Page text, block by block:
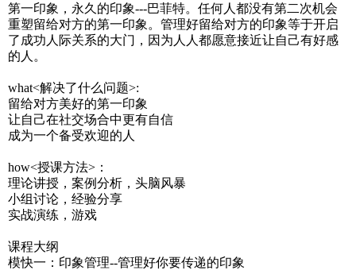
第一印象，永久的印象---巴菲特。任何人都没有第二次机会
重塑留给对方的第一印象。管理好留给对方的印象等于开启
了成功人际关系的大门，因为人人都愿意接近让自己有好感
的人。
what<解决了什么问题>:
留给对方美好的第一印象
让自己在社交场合中更有自信
成为一个备受欢迎的人
how<授课方法>：
理论讲授，案例分析，头脑风暴
小组讨论，经验分享
实战演练，游戏
课程大纲
模快一：印象管理--管理好你要传递的印象